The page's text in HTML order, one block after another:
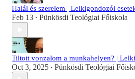
Halál és szerelem | Lelkigondozói
Feb 13 • Pünkösdi Teológiai Főiskola
Tiltott vonzalom a munkahelyen? |
Oct 3, 2025 • Pünkösdi Teológiai